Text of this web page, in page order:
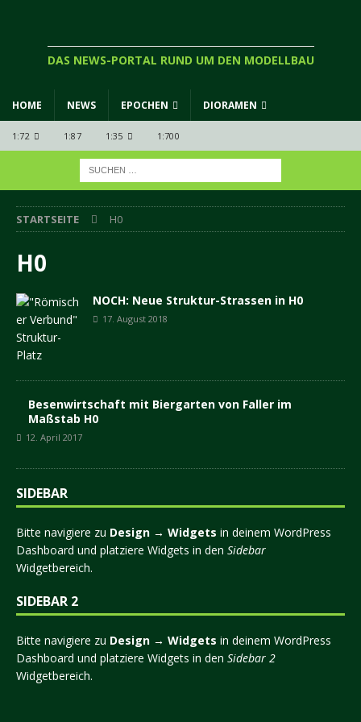
DAS NEWS-PORTAL RUND UM DEN MODELLBAU
HOME NEWS EPOCHEN DIORAMEN
1:72 1:87 1:35 1:700
STARTSEITE H0
H0
NOCH: Neue Struktur-Strassen in H0
17. August 2018
Besenwirtschaft mit Biergarten von Faller im
Maßstab H0
12. April 2017
SIDEBAR
Bitte navigiere zu Design → Widgets in deinem WordPress
Dashboard und platziere Widgets in den Sidebar
Widgetbereich.
SIDEBAR 2
Bitte navigiere zu Design → Widgets in deinem WordPress
Dashboard und platziere Widgets in den Sidebar 2
Widgetbereich.